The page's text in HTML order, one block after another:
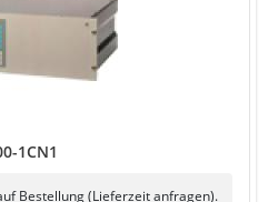
1CN1
Bestellung (Lieferzeit anfragen).